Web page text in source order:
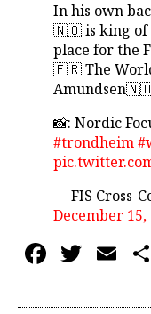
In his own
🇳🇴 is king of
place for the
🇫🇷 The
📸: Nordic
#trondheim
— FIS Cross-
December 15,